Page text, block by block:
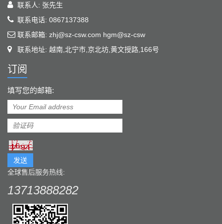
联系人: 张先生
联系电话: 0867137388
联系邮箱: zhj@sz-csw.com hgm@sz-csw
联系地址: 越南,北宁市,京北坊,黄文授路,166号
订阅
填写您的邮箱:
发送
全球售后服务热线:
13713888282